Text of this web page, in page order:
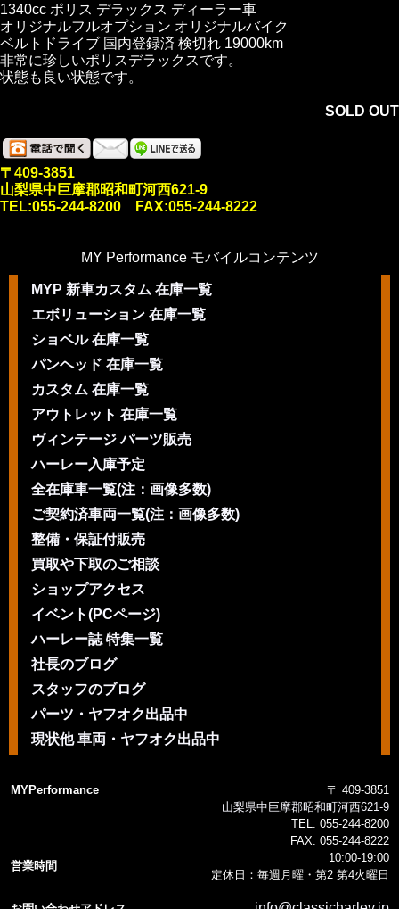
1340cc ポリス デラックス ディーラー車
オリジナルフルオプション オリジナルバイク
ベルトドライブ 国内登録済 検切れ 19000km
非常に珍しいポリスデラックスです。
状態も良い状態です。
SOLD OUT
〒409-3851
山梨県中巨摩郡昭和町河西621-9
TEL:055-244-8200 FAX:055-244-8222
MY Performance モバイルコンテンツ
MYP 新車カスタム 在庫一覧
エボリューション 在庫一覧
ショベル 在庫一覧
パンヘッド 在庫一覧
カスタム 在庫一覧
アウトレット 在庫一覧
ヴィンテージ パーツ販売
ハーレー入庫予定
全在庫車一覧(注：画像多数)
ご契約済車両一覧(注：画像多数)
整備・保証付販売
買取や下取のご相談
ショップアクセス
イベント(PCページ)
ハーレー誌 特集一覧
社長のブログ
スタッフのブログ
パーツ・ヤフオク出品中
現状他 車両・ヤフオク出品中
MYPerformance
〒 409-3851
山梨県中巨摩郡昭和町河西621-9
TEL: 055-244-8200
FAX: 055-244-8222
営業時間
10:00-19:00
定休日：毎週月曜・第2 第4火曜日